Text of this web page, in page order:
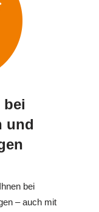
bei
und
bei
– auch mit